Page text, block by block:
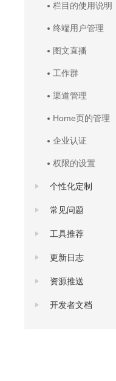
栏目的使用说明
终端用户管理
图文直播
工作群
渠道管理
Home页的管理
企业认证
权限的设置
个性化定制
常见问题
工具推荐
更新日志
资源推送
开发者文档